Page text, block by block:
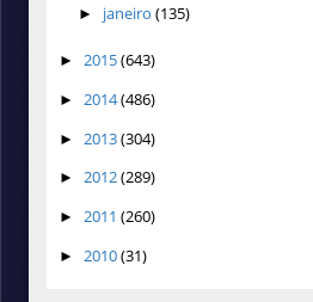
► janeiro (135)
► 2015(643)
► 2014(486)
► 2013(304)
► 2012(289)
► 2011 (260)
► 2010(31)